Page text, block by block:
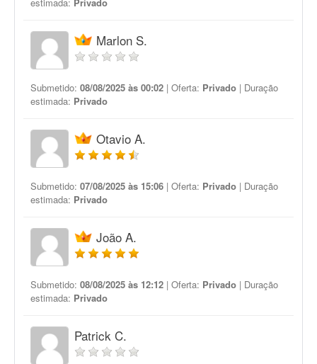
Marlon S.
Submetido: 08/08/2025 às 00:02 | Oferta: Privado | Duração
estimada: Privado
Otavio A.
Submetido: 07/08/2025 às 15:06 | Oferta: Privado | Duração
estimada: Privado
João A.
Submetido: 08/08/2025 às 12:12 | Oferta: Privado | Duração
estimada: Privado
Patrick C.